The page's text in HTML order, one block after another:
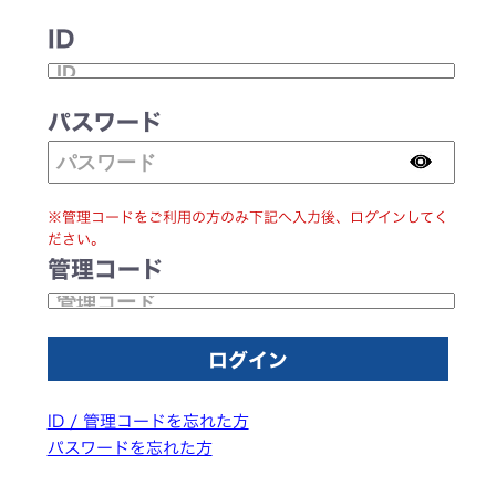
ID
パスワード
※管理コードをご利用の方のみ下記へ入力後、ログインしてく
ださい。
管理コード
ID / 管理コードを忘れた方
パスワードを忘れた方